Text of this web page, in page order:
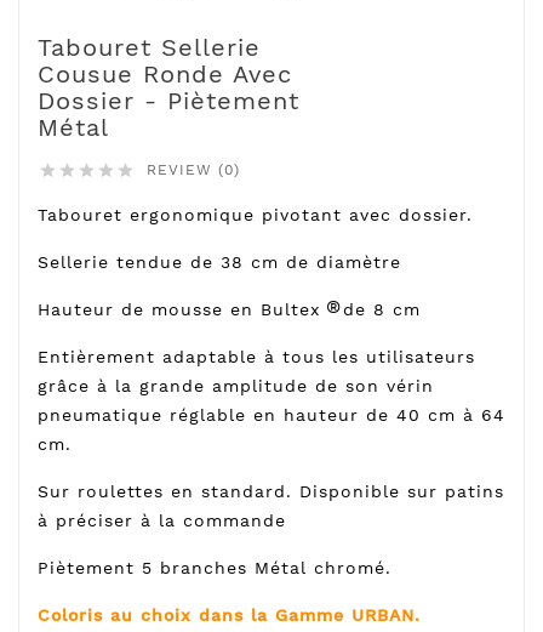
Tabouret Sellerie
Cousue Ronde Avec
Dossier - Piètement
Métal
     REVIEW (0)
Tabouret ergonomique pivotant avec dossier.
Sellerie tendue de 38 cm de diamètre
Hauteur de mousse en Bultex ®de 8 cm
Entièrement adaptable à tous les utilisateurs
grâce à la grande amplitude de son vérin
pneumatique réglable en hauteur de 40 cm à 64
cm.
Sur roulettes en standard. Disponible sur patins
à préciser à la commande
Piètement 5 branches Métal chromé.
Coloris au choix dans la Gamme URBAN.